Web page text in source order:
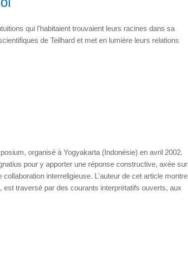
qui l'habitaient trouvaient leurs racines dans sa
de Teilhard et met en lumière leurs relations
organisé à Yogyakarta (Indonésie) en avril 2002.
pour y apporter une réponse constructive, axée sur
interreligieuse. L'auteur de cet article montre
traversé par des courants interprétatifs ouverts, aux